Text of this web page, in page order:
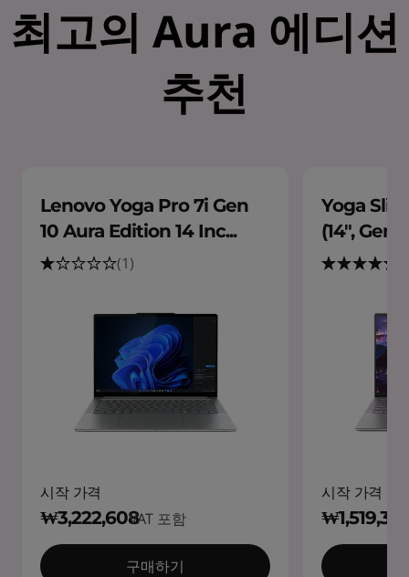
최고의 Aura 에디션
추천
Lenovo Yoga Pro 7i Gen
10 Aura Edition 14 Inc...
(1)
시작 가격
₩3,222,608VAT 포함
구매하기
Yoga
(14", Gen
시작 가격